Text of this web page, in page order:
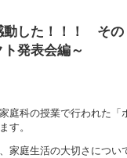
動した！！！ そ
発表会編～
庭科の授業で行われた「
す。
家庭生活の大切さについ